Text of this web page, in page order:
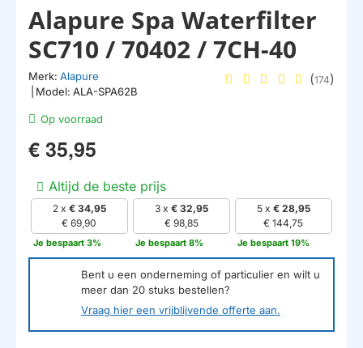
Op voorraad
Alapure Spa Waterfilter
SC710 / 70402 / 7CH-40
Merk: Alapure
Model: ALA-SPA62B
(174)
€ 35,95
Altijd de beste prijs
2 x € 34,95
€ 69,90
Je bespaart 3%
3 x € 32,95
€ 98,85
Je bespaart 8%
5 x € 28,95
€ 144,75
Je bespaart 19%
Bent u een onderneming of particulier en wilt u
meer dan 20 stuks bestellen?
Vraag hier een vrijblijvende offerte aan.